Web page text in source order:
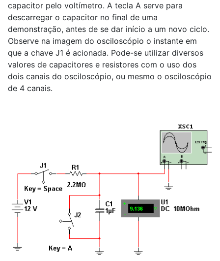
capacitor pelo voltímetro. A tecla A serve para
descarregar o capacitor no final de uma
demonstração, antes de se dar início a um novo ciclo.
Observe na imagem do osciloscópio o instante em
que a chave J1 é acionada. Pode-se utilizar diversos
valores de capacitores e resistores com o uso dos
dois canais do osciloscópio, ou mesmo o osciloscópio
de 4 canais.